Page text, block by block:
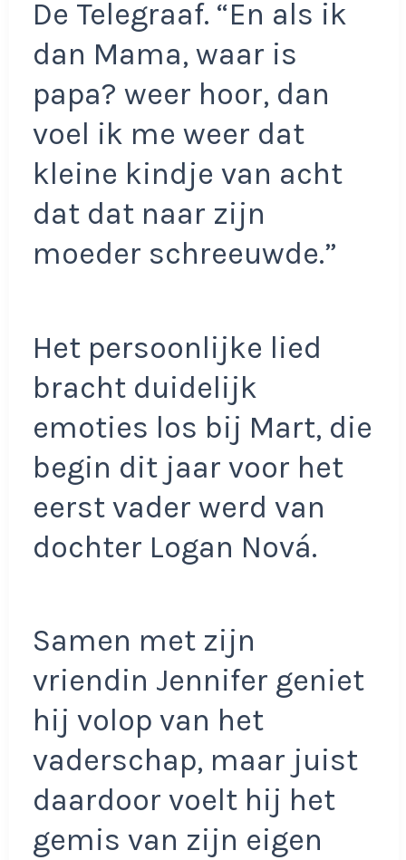
De Telegraaf. “En als ik
dan Mama, waar is
papa? weer hoor, dan
voel ik me weer dat
kleine kindje van acht
dat dat naar zijn
moeder schreeuwde.”
Het persoonlijke lied
bracht duidelijk
emoties los bij Mart, die
begin dit jaar voor het
eerst vader werd van
dochter Logan Nová.
Samen met zijn
vriendin Jennifer geniet
hij volop van het
vaderschap, maar juist
daardoor voelt hij het
gemis van zijn eigen